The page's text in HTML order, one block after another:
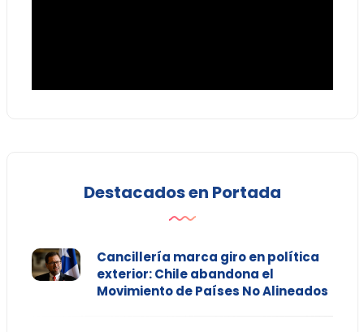
Destacados en Portada
Cancillería marca giro en política
exterior: Chile abandona el
Movimiento de Países No Alineados